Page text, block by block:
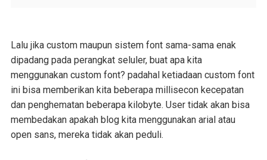
Lalu jika custom maupun sistem font sama-sama enak
dipadang pada perangkat seluler, buat apa kita
menggunakan custom font? padahal ketiadaan custom font
ini bisa memberikan kita beberapa millisecon kecepatan
dan penghematan beberapa kilobyte. User tidak akan bisa
membedakan apakah blog kita menggunakan arial atau
open sans, mereka tidak akan peduli.